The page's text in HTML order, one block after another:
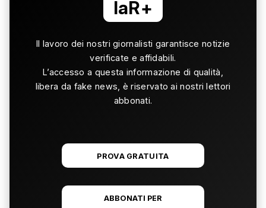
laR+
Il lavoro dei nostri giornalisti garantisce notizie
verificate e affidabili.
L’accesso a questa informazione di qualità,
libera da fake news, è riservato ai nostri lettori
abbonati.
PROVA GRATUITA
ABBONATI PER